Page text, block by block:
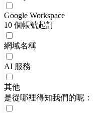
Google Workspace
10 個帳號起訂
網域名稱
AI 服務
其他
是從哪裡得知我們的呢：